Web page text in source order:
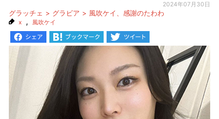
2024年07月30日
グラッチェ グラビア 風吹ケイ、感謝のたわわ
x , 風吹ケイ